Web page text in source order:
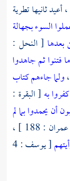
ثانيها تطرية
السوء بجهالة
[ النحل :
ثم جاهدوا
ولما جاءهم كتاب
به [ البقرة :
أن يحمدوا بما لم
: 188 ] ،
[ يوسف : 4